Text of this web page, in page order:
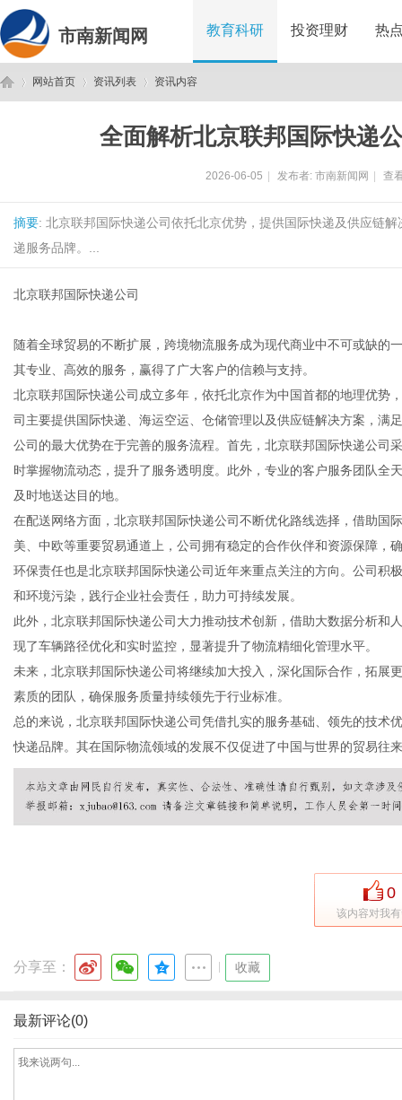
市南新闻网 教育科研 投资理财 热
网站首页 资讯列表 资讯内容
全面解析北京联邦国际快递
2026-06-05 发布者: 市南新闻网 查
摘要: 北京联邦国际快递公司依托北京优势，提供国际快递及供应链
递服务品牌。...
北京联邦国际快递公司
随着全球贸易的不断扩展，跨境物流服务成为现代商业中不可或缺的
其专业、高效的服务，赢得了广大客户的信赖与支持。
北京联邦国际快递公司成立多年，依托北京作为中国首都的地理优势
司主要提供国际快递、海运空运、仓储管理以及供应链解决方案，满
公司的最大优势在于完善的服务流程。首先，北京联邦国际快递公司
时掌握物流动态，提升了服务透明度。此外，专业的客户服务团队全
及时地送达目的地。
在配送网络方面，北京联邦国际快递公司不断优化路线选择，借助国
美、中欧等重要贸易通道上，公司拥有稳定的合作伙伴和资源保障，
环保责任也是北京联邦国际快递公司近年来重点关注的方向。公司积
和环境污染，践行企业社会责任，助力可持续发展。
此外，北京联邦国际快递公司大力推动技术创新，借助大数据分析和
现了车辆路径优化和实时监控，显著提升了物流精细化管理水平。
未来，北京联邦国际快递公司将继续加大投入，深化国际合作，拓展
素质的团队，确保服务质量持续领先于行业标准。
总的来说，北京联邦国际快递公司凭借扎实的服务基础、领先的技术
快递品牌。其在国际物流领域的发展不仅促进了中国与世界的贸易往
0
该内容对我
分享至： 收藏
最新评论(0)